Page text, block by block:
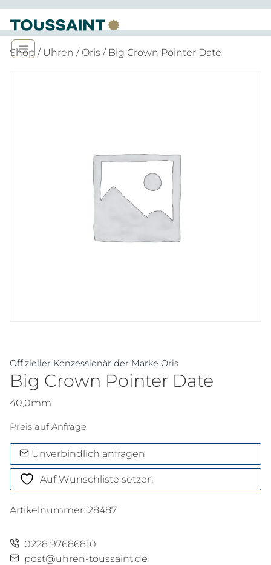
Shop / Uhren / Oris / Big Crown Pointer Date
Offizieller Konzessionär der Marke Oris
Big Crown Pointer Date
40,0mm
Preis auf Anfrage
Unverbindlich anfragen
Auf Wunschliste setzen
Artikelnummer: 28487
0228 97686810
post@uhren-toussaint.de